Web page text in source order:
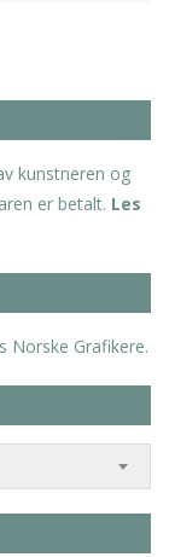
kunstneren og
er betalt. Les
Norske Grafikere.